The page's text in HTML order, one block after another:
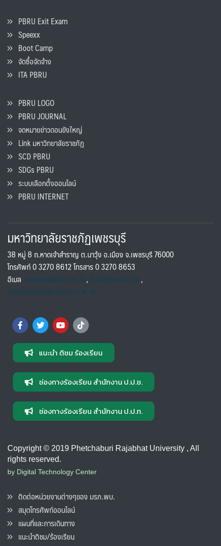
PBRU Exit Exam
Speexx
Boot Camp
จัดซื้อจัดจ้าง
ITA PBRU
PBRU LOGO
PBRU JOURNAL
จดหมายข่าวดอนขังใหญ่
Link มหาวิทยาลัยราชภัฏ
SCD PBRU
SDGs PBRU
ระบบเลือกตั้งออนไลน์
PBRU INTERNET
มหาวิทยาลัยราชภัฏเพชรบุรี
38 หมู่ 8 ถ.หาดเจ้าสำราญ ต.นาวุ้ง อ.เมือง จ.เพชรบุรี 76000
โทรศัพท์ 0 3270 8612 โทรสาร 0 3270 8653
อีเมล saraban@pbru.ac.th, info@pbru.ac.th,
international@mail.pbru.ac.th
แนะนำ ติชม ร้องเรียน
ช่องทางร้องเรียน สำนักงาน ป.ป.ช.
ช่องทางร้องเรียน สำนักงาน ป.ป.ท.
Copyright © 2019 Phetchaburi Rajabhat University , All
rights reserved.
by Digital Technology Center
ติดต่อหน่วยงานต่างๆของ มรภ.พบ.
สมุดโทรศัพท์ออนไลน์
แผนที่และการเดินทาง
แนะนำติชม/ร้องเรียน